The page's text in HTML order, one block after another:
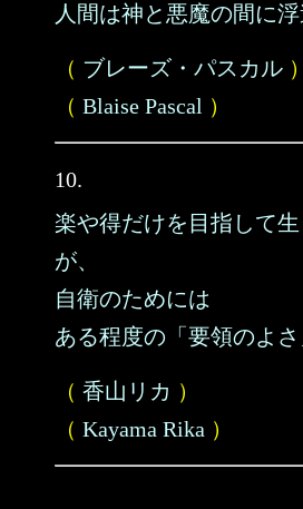
人間は神と悪魔の間に浮
（ ブレーズ・パスカル ）
（ Blaise Pascal ）
10.
楽や得だけを目指して
が、
自衛のためには
ある程度の「要領のよさ
（ 香山リカ ）
（ Kayama Rika ）